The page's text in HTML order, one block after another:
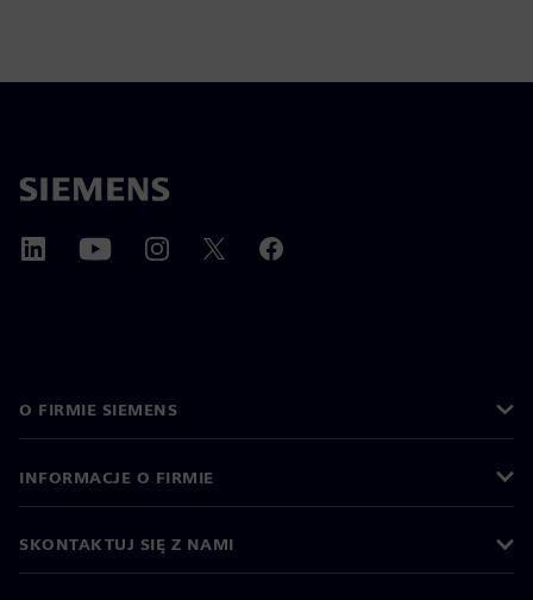
O FIRMIE SIEMENS
INFORMACJE O FIRMIE
SKONTAKTUJ SIĘ Z NAMI